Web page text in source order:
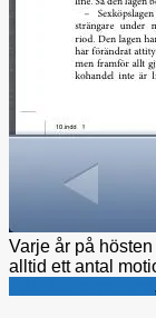
Varje år på
alltid ett antal
,